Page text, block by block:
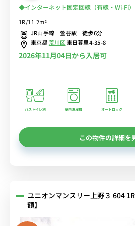
◆インターネット固定回線（有線・Wi-Fi
し狭い部屋だけど設備充実！
1R/11.2m²
JR山手線 鶯谷駅 徒歩6分
東京都荒川区東日暮里4-35-8
2026年11月04日から入居可
バストイレ別 室内洗濯機 オートロック
この物件の詳細を
ユニオンマンスリー上野３ 604
額】